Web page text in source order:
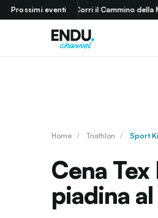
Prossimi eventi
Corri il Cammino della Maestà8
Home / Triathlon / Sport
Cena
piadina